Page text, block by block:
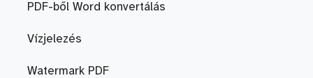
PDF-ből Word konvertálás
Vízjelezés
Watermark PDF